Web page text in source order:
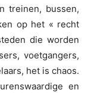
treinen, bussen,
op het « recht
die worden
voetgangers,
het is chaos.
en